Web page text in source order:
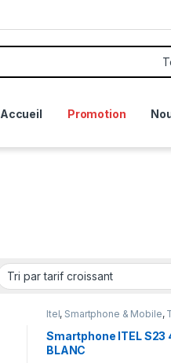
Accueil Promotion
Itel, Smartphone & Mobile,
Smartphone ITEL S23
BLANC